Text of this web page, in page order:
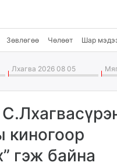
Зөвлөгөө Чөлөөт Шар
Лхагва 2026 08 05
киногоор
гэж байна